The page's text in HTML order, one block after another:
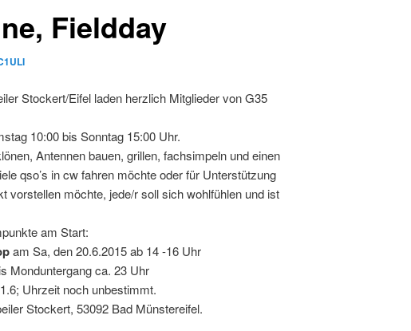
Fieldday
Stockert/Eifel laden herzlich Mitglieder von G35
10:00 bis Sonntag 15:00 Uhr.
Antennen bauen, grillen, fachsimpeln und einen
qso’s in cw fahren möchte oder für Unterstützung
vorstellen möchte, jede/r soll sich wohlfühlen und ist
am Start:
am Sa, den 20.6.2015 ab 14 -16 Uhr
Monduntergang ca. 23 Uhr
Uhrzeit noch unbestimmt.
Stockert, 53092 Bad Münstereifel.